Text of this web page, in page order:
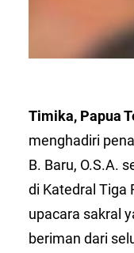
Timika, Papua
menghadiri
B. Baru, O.S.A.
di Katedral Tiga
upacara sakral
beriman dari